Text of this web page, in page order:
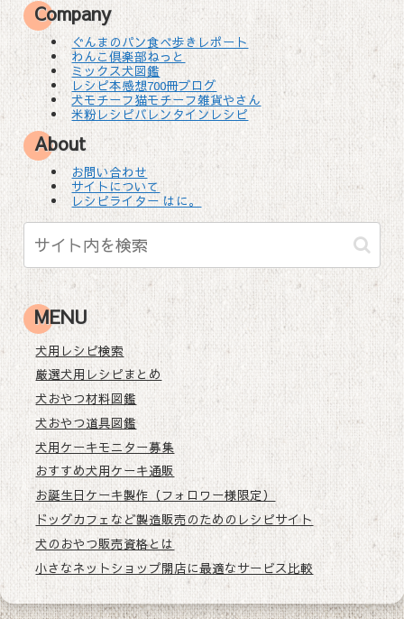
Company
ぐんまのパン食べ歩きレポート
わんこ倶楽部ねっと
ミックス犬図鑑
レシピ本感想700冊ブログ
犬モチーフ猫モチーフ雑貨やさん
米粉レシピバレンタインレシピ
About
お問い合わせ
サイトについて
レシピライター はに。
MENU
犬用レシピ検索
厳選犬用レシピまとめ
犬おやつ材料図鑑
犬おやつ道具図鑑
犬用ケーキモニター募集
おすすめ犬用ケーキ通販
お誕生日ケーキ製作（フォロワー様限定）
ドッグカフェなど製造販売のためのレシピサイト
犬のおやつ販売資格とは
小さなネットショップ開店に最適なサービス比較